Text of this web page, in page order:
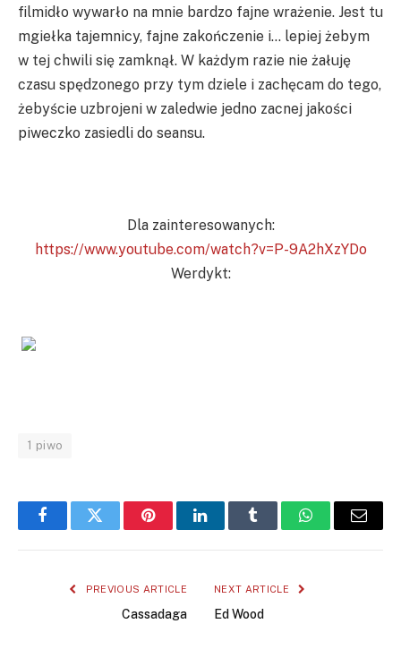
filmidło wywarło na mnie bardzo fajne wrażenie. Jest tu
mgiełka tajemnicy, fajne zakończenie i… lepiej żebym
w tej chwili się zamknął. W każdym razie nie żałuję
czasu spędzonego przy tym dziele i zachęcam do tego,
żebyście uzbrojeni w zaledwie jedno zacnej jakości
piweczko zasiedli do seansu.
Dla zainteresowanych:
https://www.youtube.com/watch?v=P-9A2hXzYDo
Werdykt:
1 piwo
FacebookTwitter PinterestLinkedInTumblr WhatsAppEmail
PREVIOUS ARTICLE
Cassadaga
NEXT ARTICLE
Ed Wood